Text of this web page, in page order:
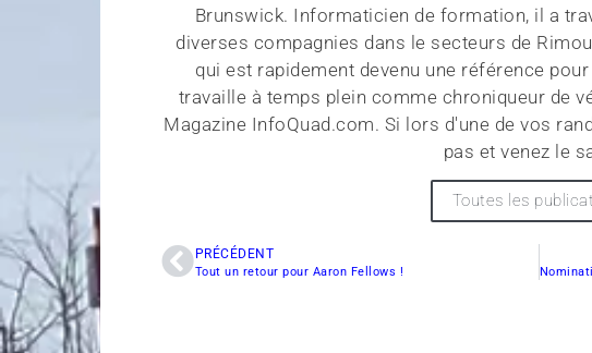
Brunswick. Informaticien de formation, il a
diverses compagnies dans le secteurs de
qui est rapidement devenu une référence
travaille à temps plein comme chroniqueur de
Magazine InfoQuad.com. Si lors d'une de vos
pas et venez le
Toutes les
PRÉCÉDENT
Tout un retour pour Aaron Fellows !